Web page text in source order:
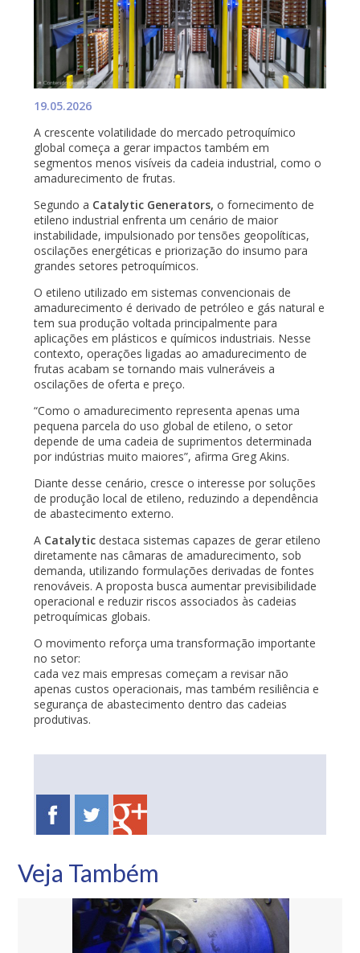
19.05.2026
A crescente volatilidade do mercado petroquímico
global começa a gerar impactos também em
segmentos menos visíveis da cadeia industrial, como o
amadurecimento de frutas.
Segundo a Catalytic Generators, o fornecimento de
etileno industrial enfrenta um cenário de maior
instabilidade, impulsionado por tensões geopolíticas,
oscilações energéticas e priorização do insumo para
grandes setores petroquímicos.
O etileno utilizado em sistemas convencionais de
amadurecimento é derivado de petróleo e gás natural e
tem sua produção voltada principalmente para
aplicações em plásticos e químicos industriais. Nesse
contexto, operações ligadas ao amadurecimento de
frutas acabam se tornando mais vulneráveis a
oscilações de oferta e preço.
“Como o amadurecimento representa apenas uma
pequena parcela do uso global de etileno, o setor
depende de uma cadeia de suprimentos determinada
por indústrias muito maiores”, afirma Greg Akins.
Diante desse cenário, cresce o interesse por soluções
de produção local de etileno, reduzindo a dependência
de abastecimento externo.
A Catalytic destaca sistemas capazes de gerar etileno
diretamente nas câmaras de amadurecimento, sob
demanda, utilizando formulações derivadas de fontes
renováveis. A proposta busca aumentar previsibilidade
operacional e reduzir riscos associados às cadeias
petroquímicas globais.
O movimento reforça uma transformação importante
no setor:
cada vez mais empresas começam a revisar não
apenas custos operacionais, mas também resiliência e
segurança de abastecimento dentro das cadeias
produtivas.
Veja Também